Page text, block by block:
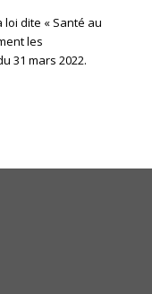
dite « Santé au
les
31 mars 2022.